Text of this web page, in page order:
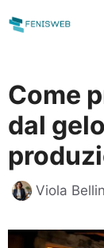
al
Come
dal
Viola